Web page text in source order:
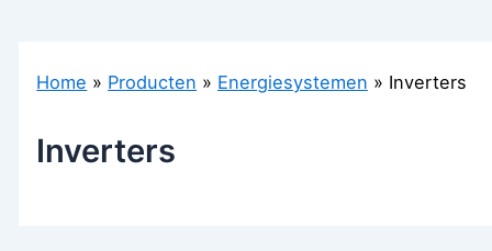
Home Producten Energiesystemen Inverters
Inverters